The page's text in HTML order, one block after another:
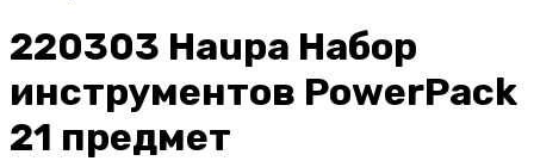
220303 Haupa Набор
инструментов PowerPack
21 предмет